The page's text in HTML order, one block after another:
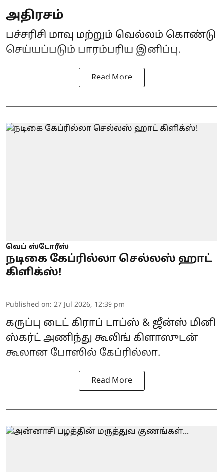
அதிரசம்
பச்சரிசி மாவு மற்றும் வெல்லம் கொண்டு
செய்யப்படும் பாரம்பரிய இனிப்பு.
Read More
வெப் ஸ்டோரீஸ்
நடிகை கேப்ரில்லா செல்லஸ் ஹாட்
கிளிக்ஸ்!
Published on: 27 Jul 2026, 12:39 pm
கருப்பு டைட் கிராப் டாப்ஸ் & ஜீன்ஸ் மினி
ஸ்கர்ட் அணிந்து கூலிங் கிளாஸுடன்
கூலான போஸில் கேப்ரில்லா.
Read More